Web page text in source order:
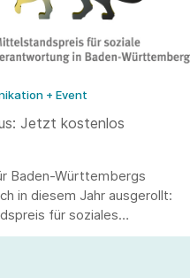
+ Event
Jetzt kostenlos
Baden-Württembergs
in diesem Jahr ausgerollt:
für soziales
für Bewerbungen bis 31.